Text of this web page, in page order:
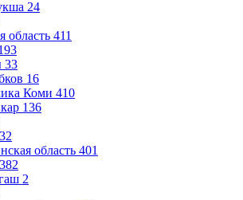
24
область 411
33
16
Коми 410
136
32
область 401
382
2